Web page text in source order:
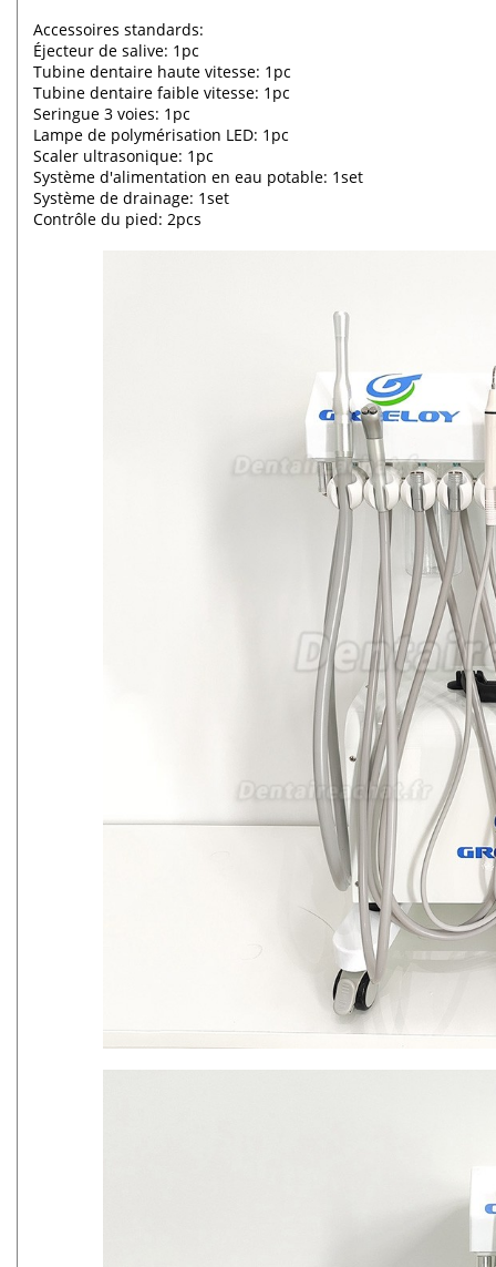
Accessoires standards:
Éjecteur de salive: 1pc
Tubine dentaire haute vitesse: 1pc
Tubine dentaire faible vitesse: 1pc
Seringue 3 voies: 1pc
Lampe de polymérisation LED: 1pc
Scaler ultrasonique: 1pc
Système d'alimentation en eau potable: 1set
Système de drainage: 1set
Contrôle du pied: 2pcs